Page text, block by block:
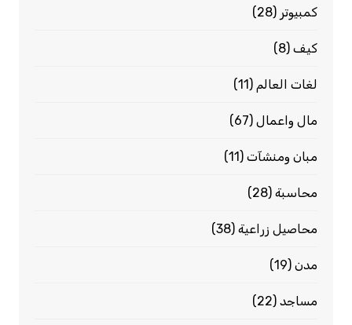
كمبيوتر (28)
كيف(8)
لغات العالم (11)
مال واعمال(67)
مبان ومنشآت(11)
محاسبة(28)
محاصيل زراعية(38)
مدن(19)
مساجد(22)